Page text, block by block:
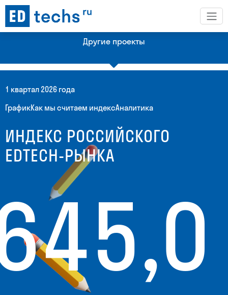
Другие проекты
Платформа с рейтингами по технологическим рынкам
Рейтинг крупнейших эдтех-компании Казахстана
Рейтинг крупнейших эдтех-компании мира
1 квартал 2026 года
ГрафикКак мы считаем индексАналитика
ИНДЕКС РОССИЙСКОГО
EDTECH-РЫНКА